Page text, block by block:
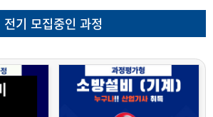
전기 모집중인 과정